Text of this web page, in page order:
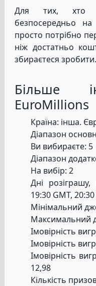
Для тих, хто
безпосередньо
просто потрібно
ніж достатньо
збираєтеся зробити.
Більше
EuroMillions
Країна: інша.
Діапазон
Ви вибираєте: 5
Діапазон
На вибір: 2
Дні розіграшу,
19:30 GMT, 20:30
Мінімальний
Максимальний
Імовірність
Імовірність
Імовірність
12,98
Кількість